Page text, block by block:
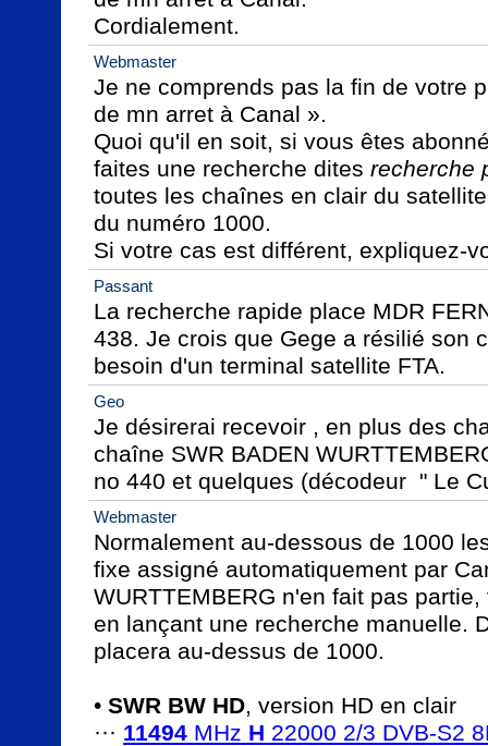
Cordialement.
Webmaster
Je ne comprends pas la fin de votre
de mn arret à Canal ».
Quoi qu'il en soit, si vous êtes
faites une recherche dites recherche
toutes les chaînes en clair du
du numéro 1000.
Si votre cas est différent, expliquez-
Passant
La recherche rapide place MDR
438. Je crois que Gege a résilié son
besoin d'un terminal satellite FTA.
Geo
Je désirerai recevoir , en plus des
chaîne SWR BADEN
no 440 et quelques (décodeur  " Le
Webmaster
Normalement au-dessous de 1000
fixe assigné automatiquement par
WURTTEMBERG n'en fait pas
en lançant une recherche manuelle.
placera au-dessus de 1000.
• SWR BW HD, version HD en clair
··· 11494 MHz H 22000 2/3 DVB-S2